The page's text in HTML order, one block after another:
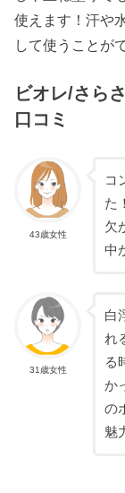
使えます！汗や
して使うことが
ビオレ/さら
口コミ
43歳女性
コ
た
欠
中
31歳女性
白
れ
る
か
の
魅